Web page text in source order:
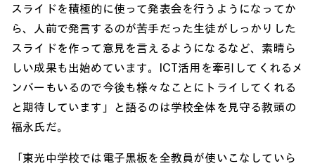
スライドを積極的に使って発表会を行うようになってか
ら、人前で発言するのが苦手だった生徒がしっかりした
スライドを作って意見を言えるようになるなど、素晴ら
しい成果も出始めています。ICT活用を牽引してくれるメ
ンバーもいるので今後も様々なことにトライしてくれる
と期待しています」と語るのは学校全体を見守る教頭の
福永氏だ。
「東光中学校では電子黒板を全教員が使いこなしていら